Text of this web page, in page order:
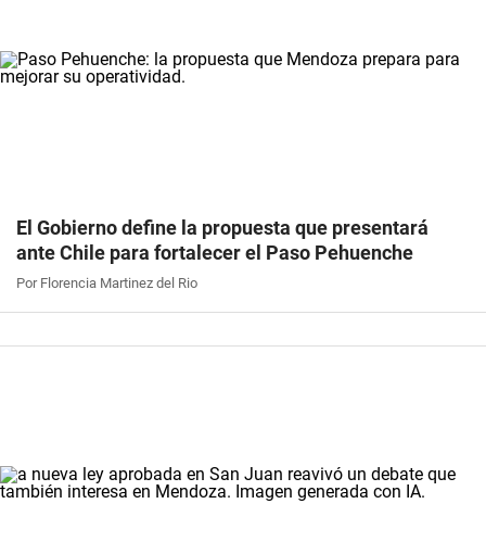
El Gobierno define la propuesta que presentará
ante Chile para fortalecer el Paso Pehuenche
Por Florencia Martinez del Rio